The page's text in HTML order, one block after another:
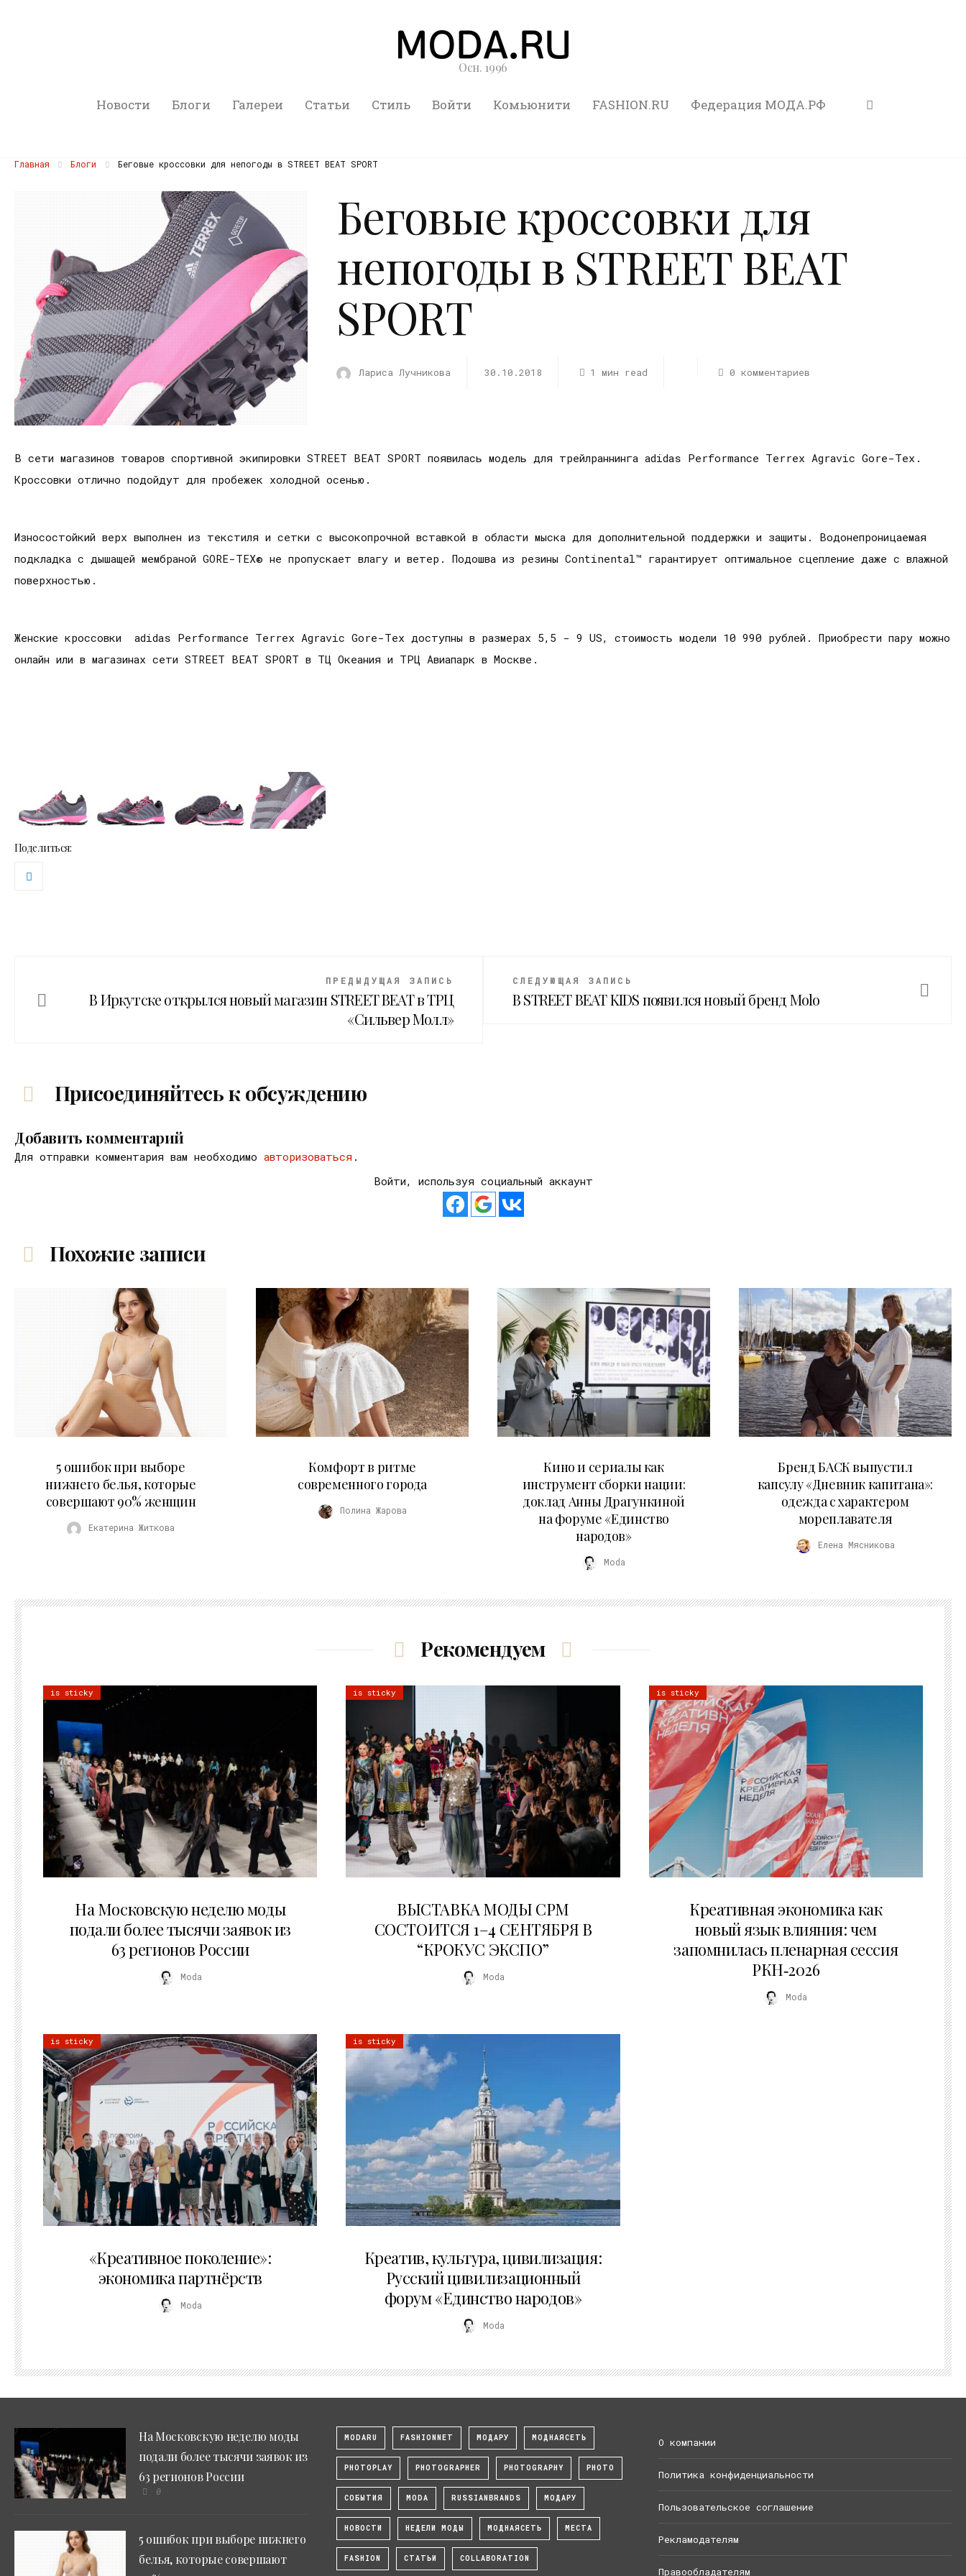
Осн. 1996
Новости Блоги Галереи Статьи Стиль Войти Комьюнити FASHION.RU Федерация МОДА.РФ
Главная Блоги Беговые кроссовки для непогоды в STREET BEAT SPORT
Беговые кроссовки для
непогоды в STREET BEAT
SPORT
Лариса Лучникова 30.10.2018 1 мин read 0 комментариев
В сети магазинов товаров спортивной экипировки STREET BEAT SPORT появилась модель для трейлраннинга adidas Performance Terrex Agravic Gore-Tex.
Кроссовки отлично подойдут для пробежек холодной осенью.
Износостойкий верх выполнен из текстиля и сетки с высокопрочной вставкой в области мыска для дополнительной поддержки и защиты. Водонепроницаемая
подкладка с дышащей мембраной GORE-TEX® не пропускает влагу и ветер. Подошва из резины Continental™ гарантирует оптимальное сцепление даже с влажной
поверхностью.
Женские кроссовки adidas Performance Terrex Agravic Gore-Tex доступны в размерах 5,5 - 9 US, стоимость модели 10 990 рублей. Приобрести пару можно
онлайн или в магазинах сети STREET BEAT SPORT в ТЦ Океания и ТРЦ Авиапарк в Москве.
Поделиться:
ПРЕДЫДУЩАЯ ЗАПИСЬ
В Иркутске открылся новый магазин STREET BEAT в ТРЦ
«Сильвер Молл»
СЛЕДУЮЩАЯ ЗАПИСЬ
В STREET BEAT KIDS появился новый бренд Molo
Присоединяйтесь к обсуждению
Добавить комментарий
Для отправки комментария вам необходимо авторизоваться .
Войти, используя социальный аккаунт
Похожие записи
5 ошибок при выборе
нижнего белья, которые
совершают 90% женщин
Екатерина Житкова
Комфорт в ритме
современного города
Полина Жарова
Кино и сериалы как
инструмент сборки нации:
доклад Анны Драгункиной
на форуме «Единство
народов»
Moda
Бренд БАСК выпустил
капсулу «Дневник капитана»:
одежда с характером
мореплавателя
Елена Мясникова
Рекомендуем
is sticky
На Московскую неделю моды
подали более тысячи заявок из
63 регионов России
Moda
is sticky
ВЫСТАВКА МОДЫ CPM
СОСТОИТСЯ 1–4 СЕНТЯБРЯ В
“КРОКУС ЭКСПО”
Moda
is sticky
Креативная экономика как
новый язык влияния: чем
запомнилась пленарная сессия
РКН‑2026
Moda
is sticky
«Креативное поколение»:
экономика партнёрств
Moda
is sticky
Креатив, культура, цивилизация:
Русский цивилизационный
форум «Единство народов»
Moda
На Московскую неделю моды
подали более тысячи заявок из
63 регионов России
0
5 ошибок при выборе нижнего
белья, которые совершают
MODARU FASHIONNET МОДАРУ МОДНАЯСЕТЬ
PHOTOPLAY PHOTOGRAPHER PHOTOGRAPHY PHOTO
СОБЫТИЯ MODA RUSSIANBRANDS МОДАРУ
НОВОСТИ НЕДЕЛИ МОДЫ МОДНАЯСЕТЬ МЕСТА
FASHION СТАТЬИ COLLABORATION
О компании
Политика конфиденциальности
Пользовательское соглашение
Рекламодателям
Правообладателям